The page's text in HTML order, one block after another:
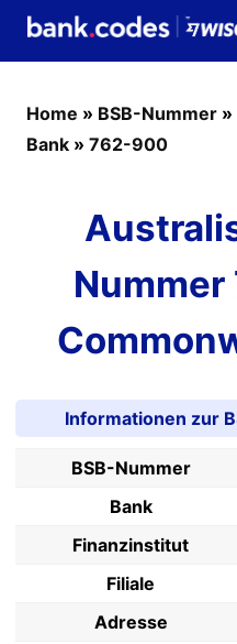
Home » BSB-Nummer »
Bank » 762-900
Informationen zur
BSB-Nummer
Bank
Finanzinstitut
Filiale
Adresse